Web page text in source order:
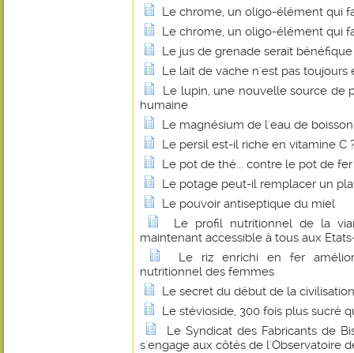
Le chrome, un oligo-élément qui
Le chrome, un oligo-élément qui
Le jus de grenade serait
Le lait de vache n'est pas toujours
Le lupin, une nouvelle source de
humaine
Le magnésium de l'eau de
Le persil est-il riche en vitamine C
Le pot de thé... contre le pot de fer
Le potage peut-il remplacer un
Le pouvoir antiseptique du miel
Le profil nutritionnel de la
maintenant accessible à tous aux
Le riz enrichi en fer
nutritionnel des femmes
Le secret du début de la
Le stévioside, 300 fois plus sucré
Le Syndicat des Fabricants de
s'engage aux côtés de l'Observatoire